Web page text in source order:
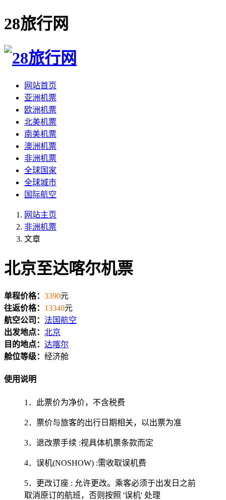
28旅行网
网站首页
亚洲机票
欧洲机票
北美机票
南美机票
澳洲机票
非洲机票
全球国家
全球城市
国际航空
网站主页
非洲机票
文章
北京至达喀尔机票
单程价格： 3390元
往返价格： 13340元
航空公司： 法国航空
出发地点： 北京
目的地点： 达喀尔
舱位等级： 经济舱
使用说明
1．此票价为净价，不含税费
2．票价与旅客的出行日期相关，以出票为准
3．退改票手续 :视具体机票条款而定
4．误机(NOSHOW) :需收取误机费
5．更改订座 : 允许更改。乘客必须于出发日之前
取消原订的航班，否则按照 '误机' 处理